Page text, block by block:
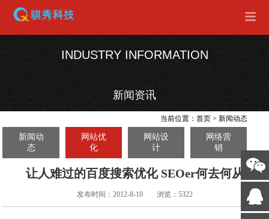
INDUSTRY INFORMATION
新闻资讯
当前位置：首页 >新闻动态
新闻动
态
网站优
化
网站设
计
网络营
销
让人难过的百度搜索优化 SEOer何去何从
发布时间：2012-8-10 浏览：5322